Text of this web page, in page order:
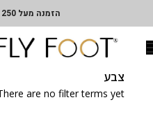
הזמנה מעל 250 שח משלוח חינם.
צבע
are no filter terms yet